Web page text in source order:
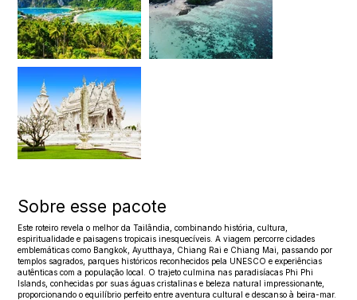
Sobre esse pacote
Este roteiro revela o melhor da Tailândia, combinando história, cultura,
espiritualidade e paisagens tropicais inesquecíveis. A viagem percorre cidades
emblemáticas como Bangkok, Ayutthaya, Chiang Rai e Chiang Mai, passando por
templos sagrados, parques históricos reconhecidos pela UNESCO e experiências
autênticas com a população local. O trajeto culmina nas paradisíacas Phi Phi
Islands, conhecidas por suas águas cristalinas e beleza natural impressionante,
proporcionando o equilíbrio perfeito entre aventura cultural e descanso à beira-mar.